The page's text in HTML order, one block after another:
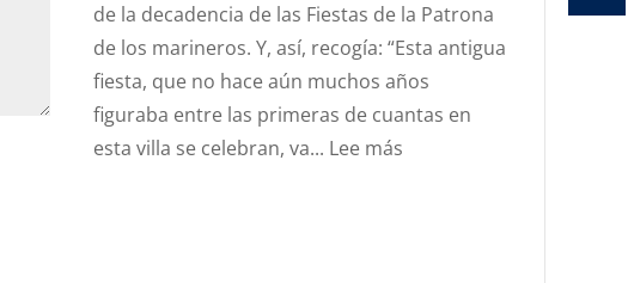
de la decadencia de las Fiestas de la Patrona
de los marineros. Y, así, recogía: “Esta antigua
fiesta, que no hace aún muchos años
figuraba entre las primeras de cuantas en
esta villa se celebran, va... Lee más